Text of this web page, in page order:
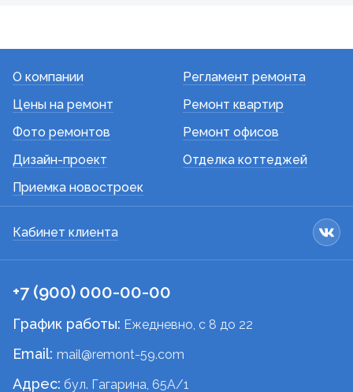
О компании
Цены на ремонт
Фото ремонтов
Дизайн-проект
Приемка новостроек
Регламент ремонта
Ремонт квартир
Ремонт офисов
Отделка коттеджей
Кабинет клиента
+7 (900) 000-00-00
График работы: Ежедневно, c 8 до 22
Email: mail@remont-59.com
Адрес: бул. Гагарина, 65А/1